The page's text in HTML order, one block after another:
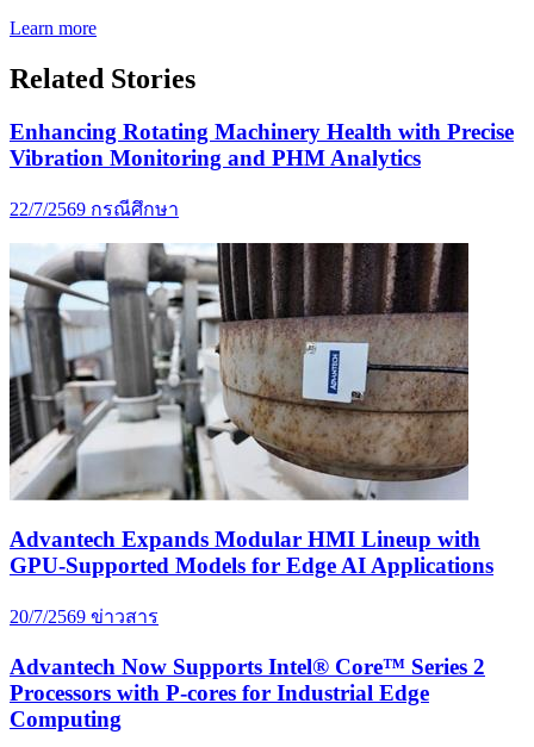
Learn more
Related Stories
Enhancing Rotating Machinery Health with Precise
Vibration Monitoring and PHM Analytics
22/7/2569 กรณีศึกษา
Advantech Expands Modular HMI Lineup with
GPU-Supported Models for Edge AI Applications
20/7/2569 ข่าวสาร
Advantech Now Supports Intel® Core™ Series 2
Processors with P-cores for Industrial Edge
Computing